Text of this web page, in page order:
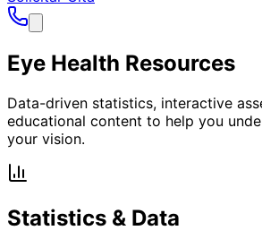
Eye Health Resources
Data-driven statistics, interactive
educational content to help you
your vision.
Statistics & Data